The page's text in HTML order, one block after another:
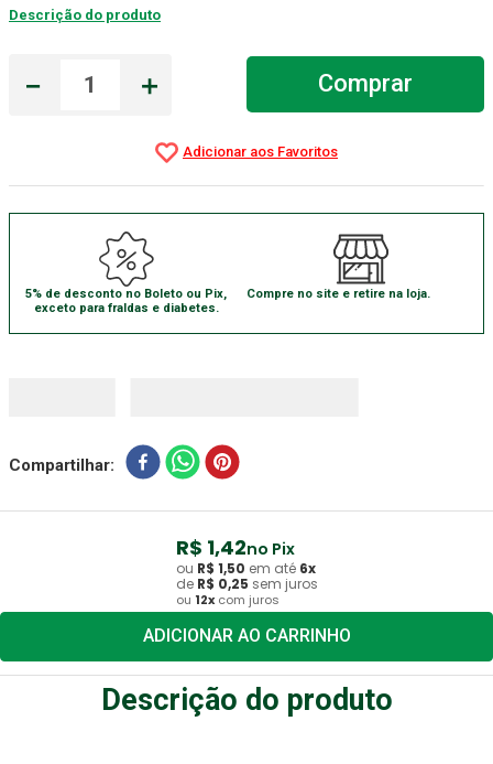
Descrição do produto
＋
－ Comprar
5% de desconto no Boleto ou Pix,
exceto para fraldas e diabetes.
Compre no site e retire na loja.
Compartilhar
R$ 1,42no Pix
ou R$ 1,50 em até 6x
de R$ 0,25 sem juros
ou 12x com juros
ADICIONAR AO CARRINHO
Descrição do produto
7º Gaze Esteril